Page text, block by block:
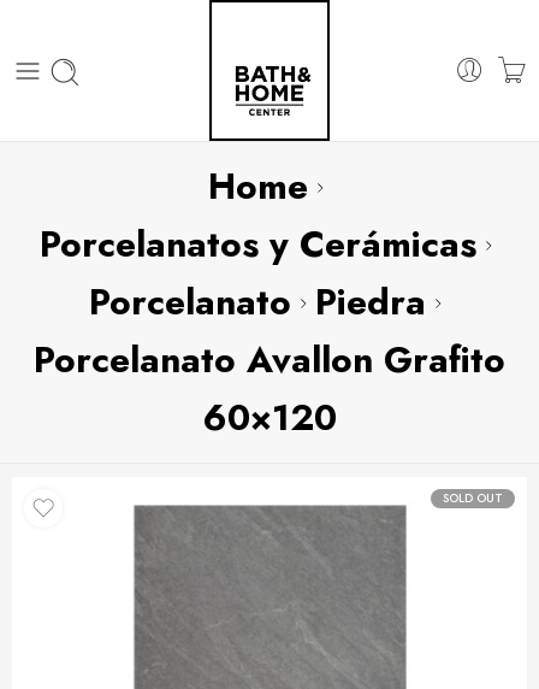
Home
Porcelanatos y Cerámicas
Porcelanato Piedra
Porcelanato Avallon Grafito
60×120
SOLD OUT